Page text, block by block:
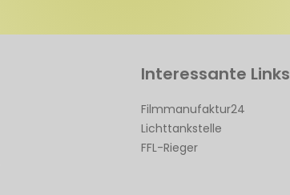
Interessante Links
Filmmanufaktur24
Lichttankstelle
FFL-Rieger